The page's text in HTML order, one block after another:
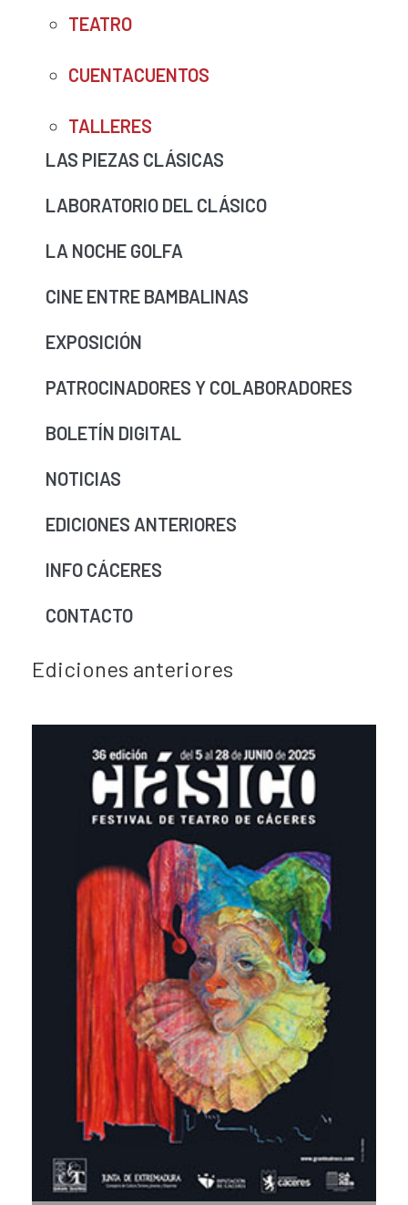
TEATRO
CUENTACUENTOS
TALLERES
LAS PIEZAS CLÁSICAS
LABORATORIO DEL CLÁSICO
LA NOCHE GOLFA
CINE ENTRE BAMBALINAS
EXPOSICIÓN
PATROCINADORES Y COLABORADORES
BOLETÍN DIGITAL
NOTICIAS
EDICIONES ANTERIORES
INFO CÁCERES
CONTACTO
Ediciones anteriores